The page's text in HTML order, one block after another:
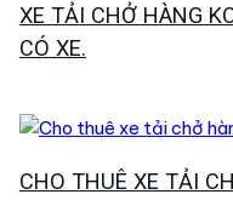
XE TẢI CHỞ HÀNG
CÓ XE.
CHO THUÊ XE TẢI